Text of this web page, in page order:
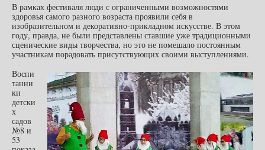
В рамках фестиваля люди с ограниченными возможностями
здоровья самого разного возраста проявили себя в
изобразительном и декоративно-прикладном искусстве. В этом
году, правда, не были представлены ставшие уже традиционными
сценические виды творчества, но это не помешало постоянным
участникам порадовать присутствующих своими выступлениями.
Воспи
танни
ки
детски
х
садов
№8 и
53